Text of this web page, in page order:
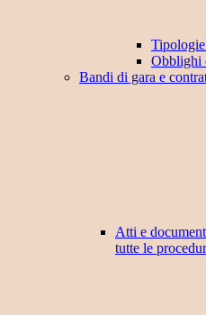
Obblighi
Bandi di gara e
Atti e
tutte le